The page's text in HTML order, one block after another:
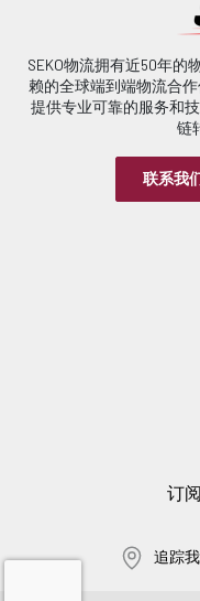
SEKO物流拥有近50年的
赖的全球端到端物流合作
提供专业可靠的服务和
链
联系我
订
追踪